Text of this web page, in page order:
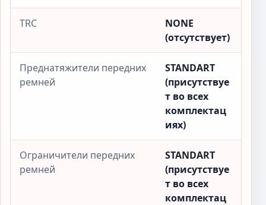
TRC
NONE
(отсутствует)
Преднатяжители передних
ремней
STANDART
(присутствуе
т во всех
комплектац
иях)
Ограничители передних
ремней
STANDART
(присутствуе
т во всех
комплектац